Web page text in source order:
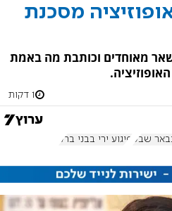
מסכנת
מאוחדים וכותבת מה באמת
1 דקות
שבע פיגוע ירי בבני ברק